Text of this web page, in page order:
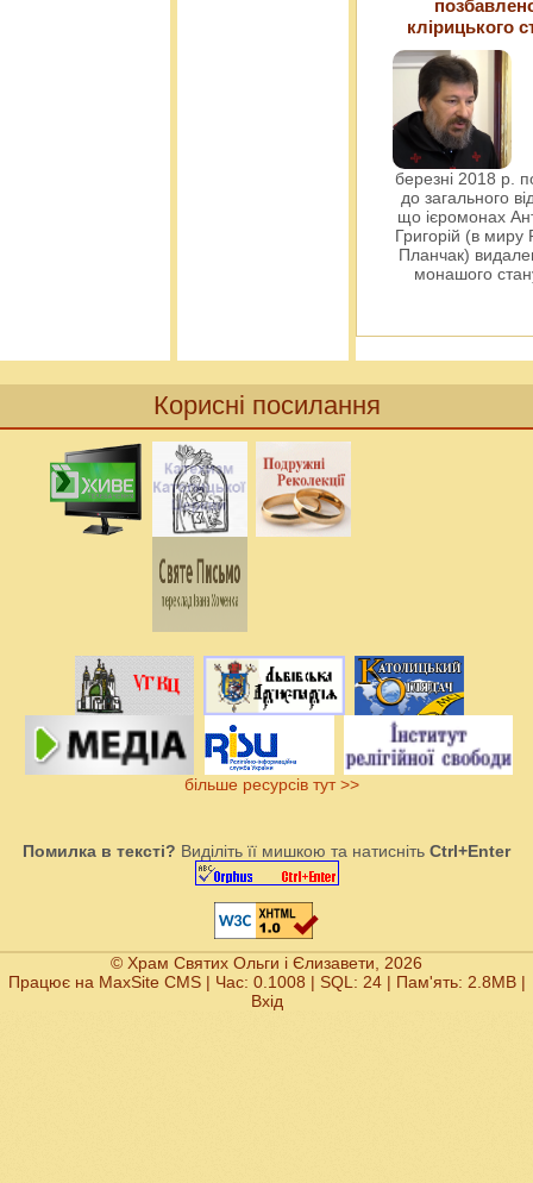
клірицького
березні 2018 р.
до загального
що ієромонах
Григорій (в миру
Планчак)
монашого
Корисні посилання
більше ресурсів тут >>
Помилка в тексті? Виділіть її мишкою та натисніть Ctrl+Enter
© Храм Святих Ольги і Єлизавети, 2026
Працює на MaxSite CMS| Час: 0.1008 | SQL: 24 | Пам'ять: 2.8MB|
Вхід